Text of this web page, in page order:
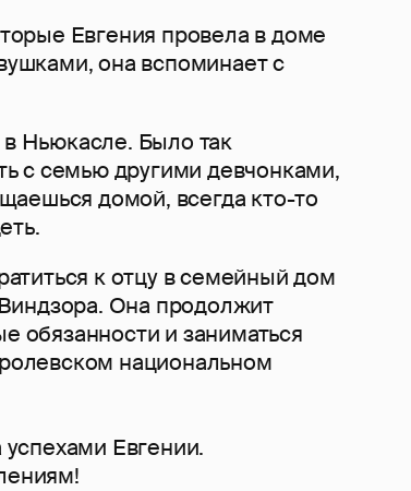
Евгения провела в доме
она вспоминает с
Ньюкасле. Было так
с семью другими девчонками,
домой, всегда кто-то
к отцу в семейный дом
Она продолжит
обязанности и заниматься
национальном
Евгении.